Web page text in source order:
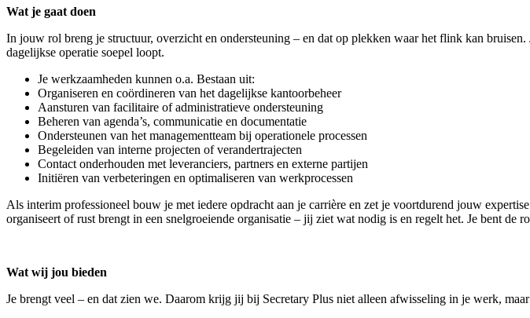
Wat je gaat doen
In jouw rol breng je structuur, overzicht en ondersteuning – en dat op plekken waar het flink kan
dagelijkse operatie soepel loopt.
Je werkzaamheden kunnen o.a. Bestaan uit:
Organiseren en coördineren van het dagelijkse kantoorbeheer
Aansturen van facilitaire of administratieve ondersteuning
Beheren van agenda’s, communicatie en documentatie
Ondersteunen van het managementteam bij operationele processen
Begeleiden van interne projecten of verandertrajecten
Contact onderhouden met leveranciers, partners en externe partijen
Initiëren van verbeteringen en optimaliseren van werkprocessen
Als interim professioneel bouw je met iedere opdracht aan je carrière en zet je voortdurend jouw
organiseert of rust brengt in een snelgroeiende organisatie – jij ziet wat nodig is en regelt het. Je bent de
Wat wij jou bieden
Je brengt veel – en dat zien we. Daarom krijg jij bij Secretary Plus niet alleen afwisseling in je werk,